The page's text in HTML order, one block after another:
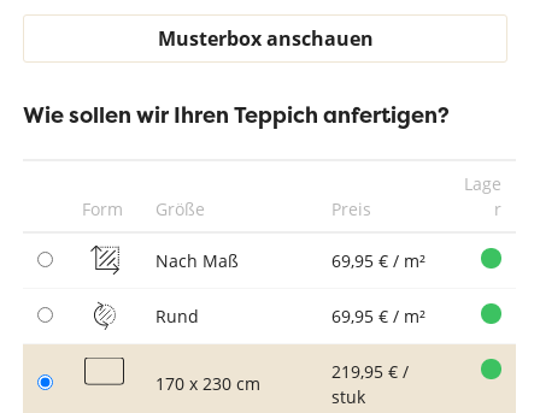
Musterbox anschauen
Wie sollen wir Ihren Teppich anfertigen?
Form Größe Preis
Lage
r
Nach Maß 69,95 € / m²
Rund 69,95 € / m²
170 x 230 cm
219,95 € /
stuk